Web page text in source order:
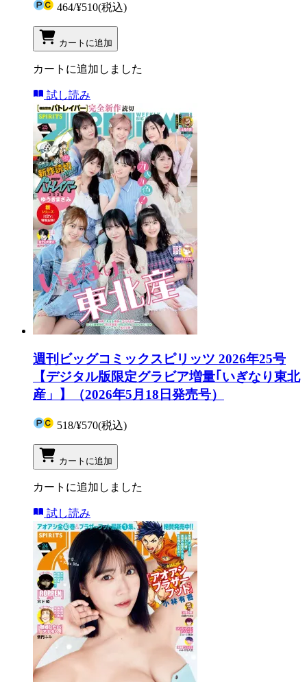
464/¥510(税込)
カートに追加
カートに追加しました
試し読み
週刊ビッグコミックスピリッツ 2026年25号
【デジタル版限定グラビア増量｢いぎなり東北
産」】（2026年5月18日発売号）
518/¥570(税込)
カートに追加
カートに追加しました
試し読み